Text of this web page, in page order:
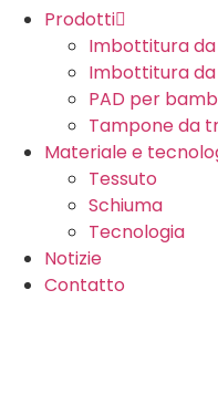
Prodotti
Imbottitura
Imbottitura
PAD per
Tampone da
Materiale e
Tessuto
Schiuma
Tecnologia
Notizie
Contatto